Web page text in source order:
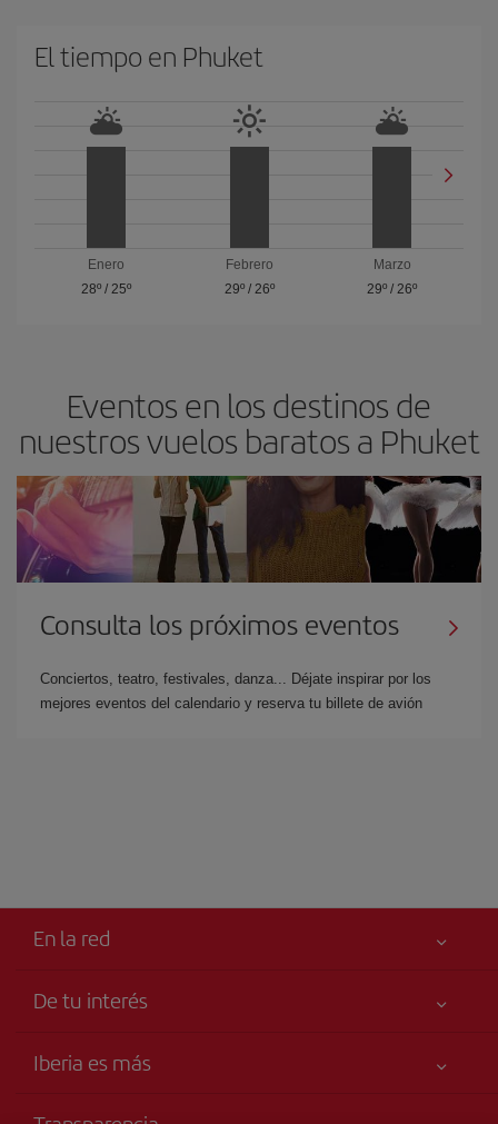
El tiempo en Phuket
Enero
28º/ 25º
Febrero
29º/ 26º
Marzo
29º /26º
Eventos en los destinos de
nuestros vuelos baratos a Phuket
Consulta los próximos eventos
Conciertos, teatro, festivales, danza... Déjate inspirar por los
mejores eventos del calendario y reserva tu billete de avión
En la red
De tu interés
Accesibilidad
Iberia es más